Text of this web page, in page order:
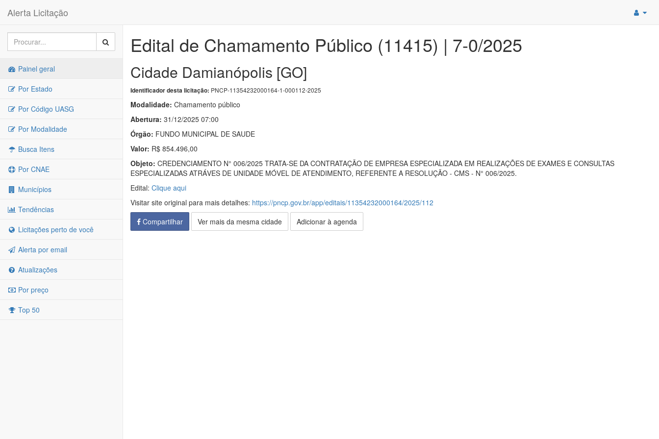
Alerta Licitação
Painel geral
Por Estado
Por Código UASG
Por Modalidade
Busca Itens
Por CNAE
Municípios
Tendências
Licitações perto de você
Alerta por email
Atualizações
Por preço
Top 50
Edital de Chamamento Público (11415) | 7-0/2025
Cidade Damianópolis [GO]
Identificador desta licitação: PNCP-11354232000164-1-000112-2025
Modalidade: Chamamento público
Abertura: 31/12/2025 07:00
Órgão: FUNDO MUNICIPAL DE SAUDE
Valor: R$ 854.496,00
Objeto: CREDENCIAMENTO N° 006/2025 TRATA-SE DA CONTRATAÇÃO DE EMPRESA ESPECIALIZADA EM REALIZAÇÕES DE EXAMES E CONSULTAS
ESPECIALIZADAS ATRÁVES DE UNIDADE MÓVEL DE ATENDIMENTO, REFERENTE A RESOLUÇÃO - CMS - N° 006/2025.
Edital: Clique aqui
Visitar site original para mais detalhes: https://pncp.gov.br/app/editais/11354232000164/2025/112
Compartilhar
Ver mais da mesma cidade Adicionar à agenda